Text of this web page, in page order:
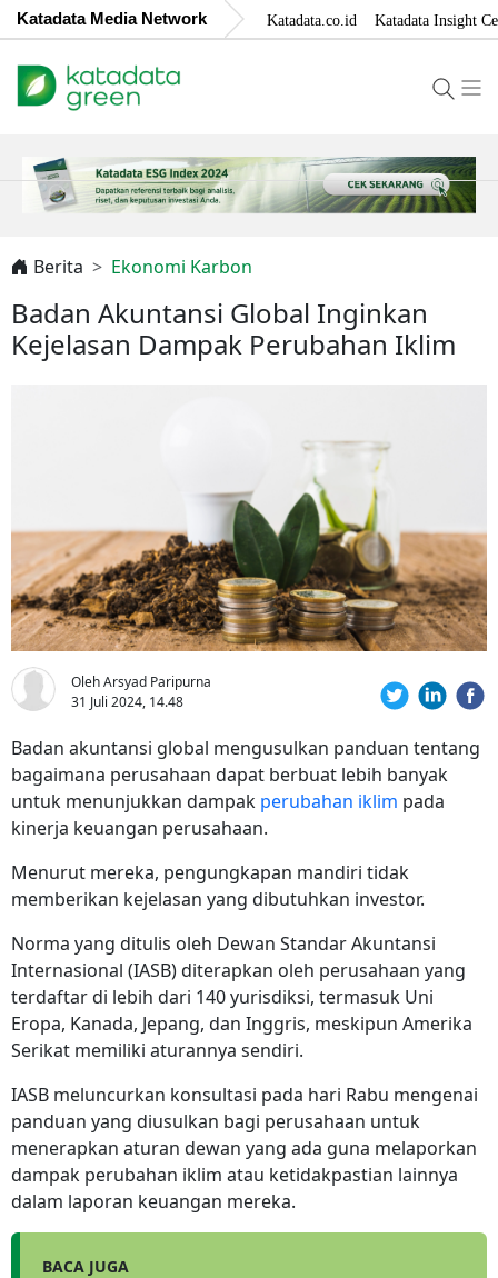
Katadata Media Network Katadata.co.id Katadata Insight
Berita Ekonomi Karbon
Badan Akuntansi Global Inginkan
Kejelasan Dampak Perubahan Iklim
Oleh Arsyad Paripurna
31 Juli 2024, 14.48
Badan akuntansi global mengusulkan panduan tentang
bagaimana perusahaan dapat berbuat lebih banyak
untuk menunjukkan dampak perubahan iklim pada
kinerja keuangan perusahaan.
Menurut mereka, pengungkapan mandiri tidak
memberikan kejelasan yang dibutuhkan investor.
Norma yang ditulis oleh Dewan Standar Akuntansi
Internasional (IASB) diterapkan oleh perusahaan yang
terdaftar di lebih dari 140 yurisdiksi, termasuk Uni
Eropa, Kanada, Jepang, dan Inggris, meskipun Amerika
Serikat memiliki aturannya sendiri.
IASB meluncurkan konsultasi pada hari Rabu mengenai
panduan yang diusulkan bagi perusahaan untuk
menerapkan aturan dewan yang ada guna melaporkan
dampak perubahan iklim atau ketidakpastian lainnya
dalam laporan keuangan mereka.
BACA JUGA